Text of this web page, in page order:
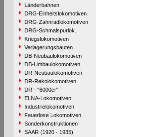
Länderbahnen
DRG-Einheitslokomotiven
DRG-Zahnradlokomotiven
DRG-Schmalspurlok.
Kriegslokomotiven
Verlagerungsbauten
DB-Neubaulokomotiven
DB-Umbaulokomotiven
DR-Neubaulokomotiven
DR-Rekolokomotiven
DR - "6000er"
ELNA-Lokomotiven
Industrielokomotiven
Feuerlose Lokomotiven
Sonderkonstruktionen
SAAR (1920 - 1935)